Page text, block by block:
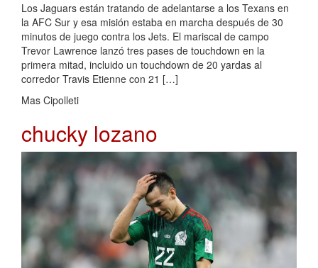
Los Jaguars están tratando de adelantarse a los Texans en
la AFC Sur y esa misión estaba en marcha después de 30
minutos de juego contra los Jets. El mariscal de campo
Trevor Lawrence lanzó tres pases de touchdown en la
primera mitad, incluido un touchdown de 20 yardas al
corredor Travis Etienne con 21 […]
Mas Cipolleti
chucky lozano